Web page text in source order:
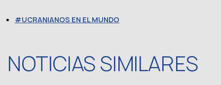
UCRANIANOS EN EL MUNDO
NOTICIAS SIMILARES